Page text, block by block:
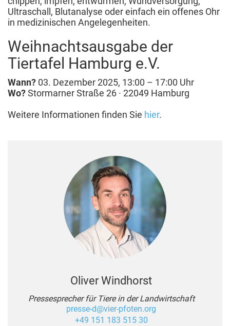
Ultraschall, Blutanalyse oder einfach ein offenes Ohr
in medizinischen Angelegenheiten.
Weihnachtsausgabe der
Tiertafel Hamburg e.V.
Wann? 03. Dezember 2025, 13:00 – 17:00 Uhr
Wo?Stormarner Straße 26 · 22049 Hamburg
Weitere Informationen finden Sie hier.
Oliver Windhorst
Pressesprecher für Tiere in der Landwirtschaft
presse-d@vier-pfoten.org
+49 151 183 515 30